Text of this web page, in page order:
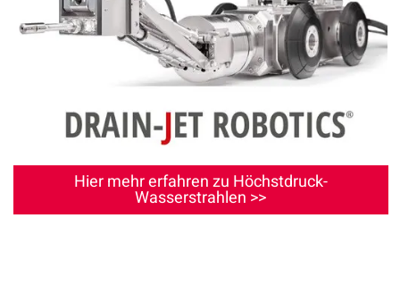
Hier mehr erfahren zu Höchstdruck-
Wasserstrahlen >>